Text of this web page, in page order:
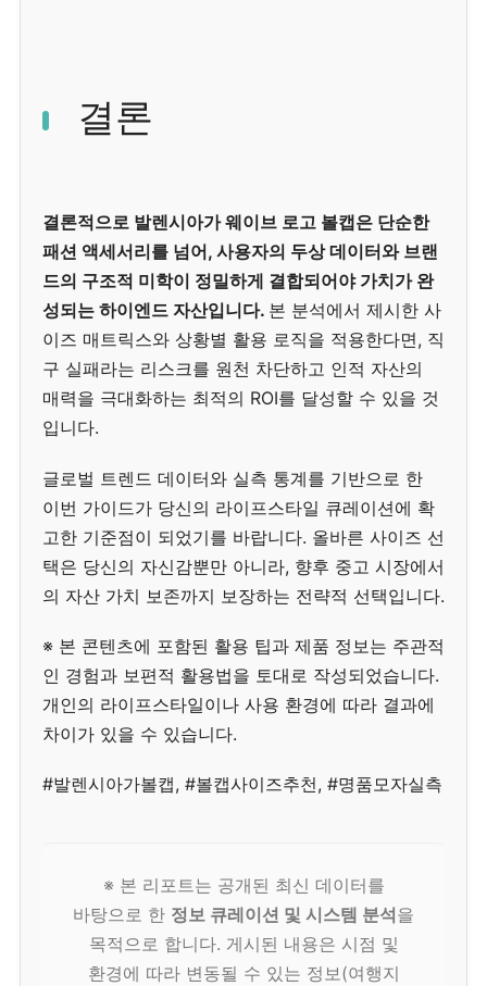
결론
결론적으로 발렌시아가 웨이브 로고 볼캡은 단순한
패션 액세서리를 넘어, 사용자의 두상 데이터와 브랜
드의 구조적 미학이 정밀하게 결합되어야 가치가 완
성되는 하이엔드 자산입니다. 본 분석에서 제시한 사
이즈 매트릭스와 상황별 활용 로직을 적용한다면, 직
구 실패라는 리스크를 원천 차단하고 인적 자산의
매력을 극대화하는 최적의 ROI를 달성할 수 있을 것
입니다.
글로벌 트렌드 데이터와 실측 통계를 기반으로 한
이번 가이드가 당신의 라이프스타일 큐레이션에 확
고한 기준점이 되었기를 바랍니다. 올바른 사이즈 선
택은 당신의 자신감뿐만 아니라, 향후 중고 시장에서
의 자산 가치 보존까지 보장하는 전략적 선택입니다.
※ 본 콘텐츠에 포함된 활용 팁과 제품 정보는 주관적
인 경험과 보편적 활용법을 토대로 작성되었습니다.
개인의 라이프스타일이나 사용 환경에 따라 결과에
차이가 있을 수 있습니다.
#발렌시아가볼캡, #볼캡사이즈추천, #명품모자실측
※ 본 리포트는 공개된 최신 데이터를
바탕으로 한 정보 큐레이션 및 시스템 분석을
목적으로 합니다. 게시된 내용은 시점 및
환경에 따라 변동될 수 있는 정보(여행지